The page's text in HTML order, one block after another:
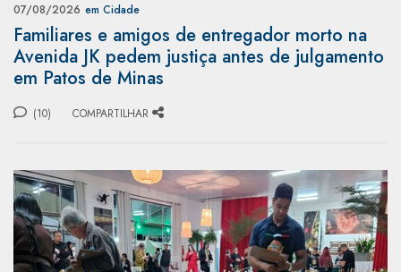
07/08/2026 em Cidade
Familiares e amigos de entregador morto na
Avenida JK pedem justiça antes de julgamento
em Patos de Minas
(10) COMPARTILHAR